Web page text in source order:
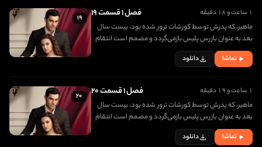
۱ ساعت و ۱۸ دقیقه فصل ۱ قسمت ۱۹
ماهیر، که پدرش توسط کورشات ترور شده بود، بیست سال
بعد به عنوان بازرس پلیس بازمی‌گردد و مصمم است انتقام
مرگ پدرش را بگیرد. در اولین روز بازگشتش، با دختری زیبا به
نام جانفزا برخورد کرده و عاشق او می شود
تماشا دانلود
۱۹
۱ ساعت و ۱۹ دقیقه فصل ۱ قسمت ۲۰
ماهیر، که پدرش توسط کورشات ترور شده بود، بیست سال
بعد به عنوان بازرس پلیس بازمی‌گردد و مصمم است انتقام
مرگ پدرش را بگیرد. در اولین روز بازگشتش، با دختری زیبا به
نام جانفزا برخورد کرده و عاشق او می شود
تماشا دانلود
۲۰